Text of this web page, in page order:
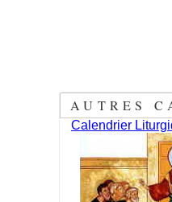
AUTRES
Calendrier